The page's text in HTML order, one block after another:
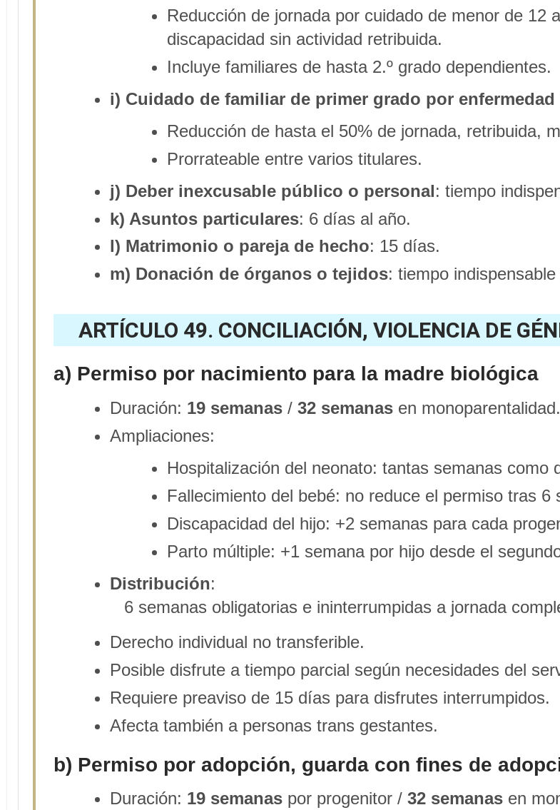
Reducción de jornada por cuidado de menor de 12
discapacidad sin actividad retribuida.
Incluye familiares de hasta 2.º grado dependientes.
i) Cuidado de familiar de primer grado por enfermedad
Reducción de hasta el 50% de jornada, retribuida,
Prorrateable entre varios titulares.
j) Deber inexcusable público o personal: tiempo
k) Asuntos particulares: 6 días al año.
l) Matrimonio o pareja de hecho: 15 días.
m) Donación de órganos o tejidos: tiempo
ARTÍCULO 49. CONCILIACIÓN, VIOLENCIA DE
a) Permiso por nacimiento para la madre biológica
Duración: 19 semanas /32 semanas en monoparentalidad.
Ampliaciones:
Hospitalización del neonato: tantas semanas como
Fallecimiento del bebé: no reduce el permiso tras 6
Discapacidad del hijo: +2 semanas para cada
Parto múltiple: +1 semana por hijo desde el
Distribución:
6 semanas obligatorias e ininterrumpidas a jornada
Derecho individual no transferible.
Posible disfrute a tiempo parcial según necesidades del
Requiere preaviso de 15 días para disfrutes interrumpidos.
Afecta también a personas trans gestantes.
b) Permiso por adopción, guarda con fines de
Duración: 19 semanas por progenitor /32 semanas en